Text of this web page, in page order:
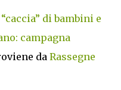
di bambini e
campagna
da Rassegne